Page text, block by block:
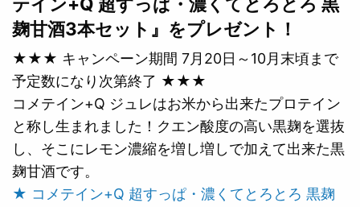
麹甘酒3本セット』をプレゼント！
★★★ キャンペーン期間 7月20日～10月末頃まで
予定数になり次第終了 ★★★
コメテイン+Q ジュレはお米から出来たプロテイン
と称し生まれました！クエン酸度の高い黒麹を選抜
し、そこにレモン濃縮を増し増しで加えて出来た黒
麹甘酒です。
★ コメテイン+Q 超すっぱ・濃くてとろとろ 黒麹